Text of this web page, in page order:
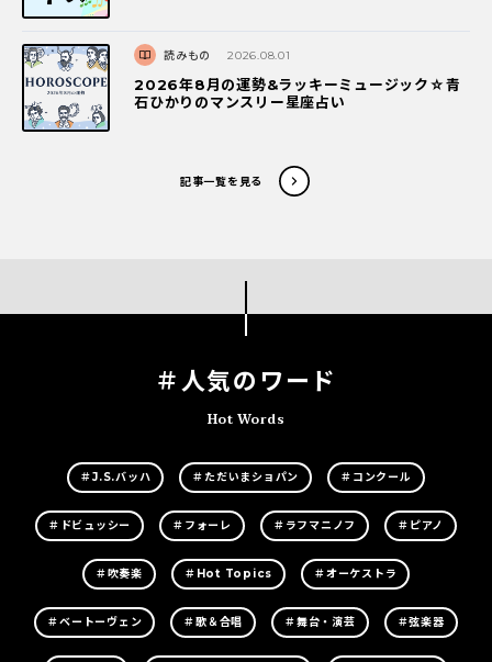
読みもの 2026.08.01
2026年8月の運勢&ラッキーミュージック☆青
石ひかりのマンスリー星座占い
記事一覧を見る
＃人気のワード
Hot Words
＃J.S.バッハ ＃ただいまショパン ＃コンクール
＃ドビュッシー ＃フォーレ ＃ラフマニノフ ＃ピアノ
＃吹奏楽 ＃Hot Topics ＃オーケストラ
＃ベートーヴェン ＃歌＆合唱 ＃舞台・演芸 ＃弦楽器